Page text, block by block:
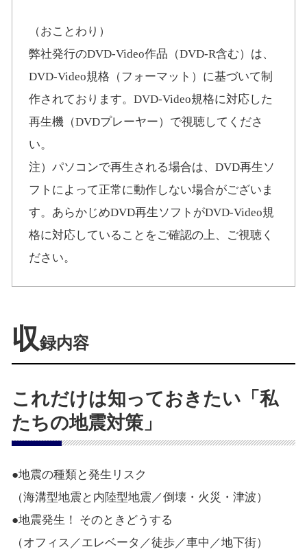
（おことわり）
弊社発行のDVD-Video作品（DVD-R含む）は、
DVD-Video規格（フォーマット）に基づいて制
作されております。DVD-Video規格に対応した
再生機（DVDプレーヤー）で視聴してくださ
い。
注）パソコンで再生される場合は、DVD再生ソ
フトによって正常に動作しない場合がございま
す。あらかじめDVD再生ソフトがDVD-Video規
格に対応していることをご確認の上、ご視聴く
ださい。
収録内容
これだけは知っておきたい「私
たちの地震対策」
●地震の種類と発生リスク
（海溝型地震と内陸型地震／倒壊・火災・津波）
●地震発生！ そのときどうする
（オフィス／エレベータ／徒歩／車中／地下街）